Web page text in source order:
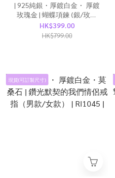
| 925純銀・厚鍍白金・ 厚鍍
玫瑰金 | 蝴蝶項鍊 (銀/玫瑰
金) | NE1554 |
HK$399.00
HK$799.00
現貨(可訂製尺寸)